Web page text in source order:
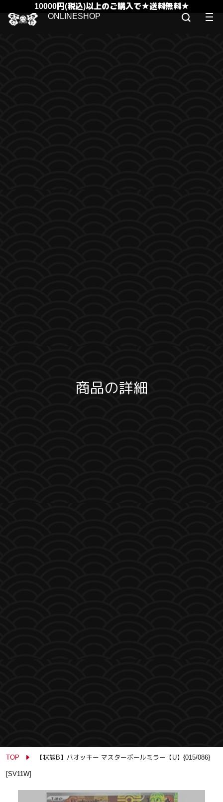
10000円(税込)以上のご購入で★送料無料★
商品の詳細
TOP 【状態B】バオッキー マスターボールミラー【U】{015/086}
[SV11W]
ONLINESHOP